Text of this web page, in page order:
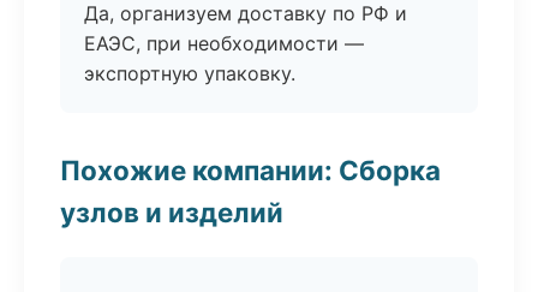
Да, организуем доставку по РФ и
ЕАЭС, при необходимости —
экспортную упаковку.
Похожие компании: Сборка
узлов и изделий